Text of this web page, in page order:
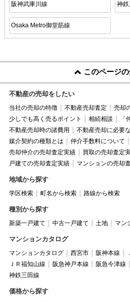
阪神武庫川線 神
Osaka Metro御堂筋線
このページ
不動産の売却をしたい
当社の売却の特徴 不動産売却査定
売却
少しでも高く売るポイント
相続相談
不動産売却時の諸費用
不動産売却に必要
媒介契約の種類とは
仲介手数料について
売却仲介の売却査定実績
買取の売却査定
戸建ての売却査定実績
マンションの売却
地域から探す
学区検索 町名から検索 路線から検索
種別から探す
新築一戸建て 中古一戸建て 土地 マン
マンションカタログ
マンションカタログ 西宮市 阪神本線
ＪＲ福知山線
阪急神戸本線 阪急今津線
神鉄三田線
価格から探す